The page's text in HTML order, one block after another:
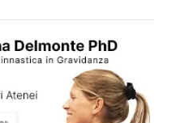
la testa viene
avanti e/o indietro.
[…]